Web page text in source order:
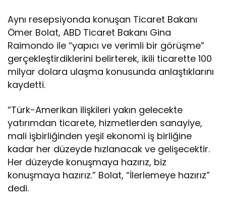
Aynı resepsiyonda konuşan Ticaret Bakanı
Ömer Bolat, ABD Ticaret Bakanı Gina
Raimondo ile “yapıcı ve verimli bir görüşme”
gerçekleştirdiklerini belirterek, ikili ticarette 100
milyar dolara ulaşma konusunda anlaştıklarını
kaydetti.
“Türk-Amerikan ilişkileri yakın gelecekte
yatırımdan ticarete, hizmetlerden sanayiye,
mali işbirliğinden yeşil ekonomi iş birliğine
kadar her düzeyde hızlanacak ve gelişecektir.
Her düzeyde konuşmaya hazırız, biz
konuşmaya hazırız.” Bolat, “İlerlemeye hazırız”
dedi.